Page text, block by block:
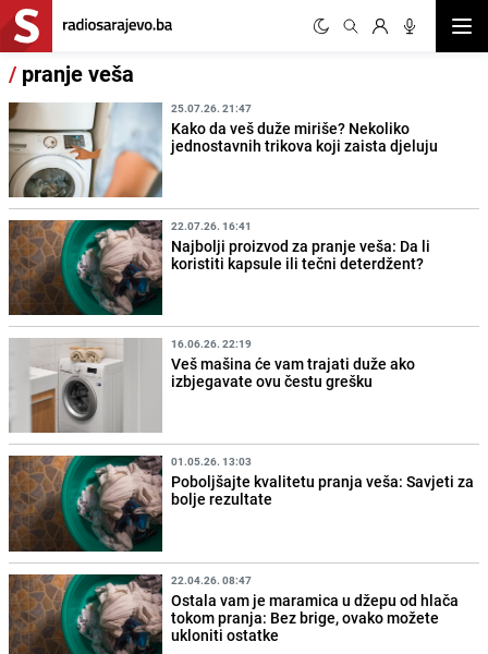
/ pranje veša
25.07.26. 21:47
Kako da veš duže miriše? Nekoliko
jednostavnih trikova koji zaista djeluju
22.07.26. 16:41
Najbolji proizvod za pranje veša: Da li
koristiti kapsule ili tečni deterdžent?
16.06.26. 22:19
Veš mašina će vam trajati duže ako
izbjegavate ovu čestu grešku
01.05.26. 13:03
Poboljšajte kvalitetu pranja veša: Savjeti za
bolje rezultate
22.04.26. 08:47
Ostala vam je maramica u džepu od hlača
tokom pranja: Bez brige, ovako možete
ukloniti ostatke